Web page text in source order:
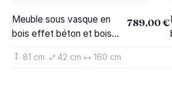
Meuble sous vasque en
bois effet béton et bois
789,00 €
81 cm 42 cm 160 cm